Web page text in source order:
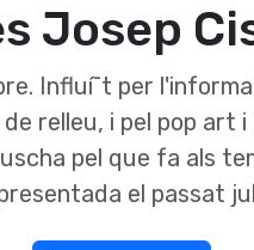
Josep
Influí¯t per
relleu, i pel pop art
pel que fa als
el passat